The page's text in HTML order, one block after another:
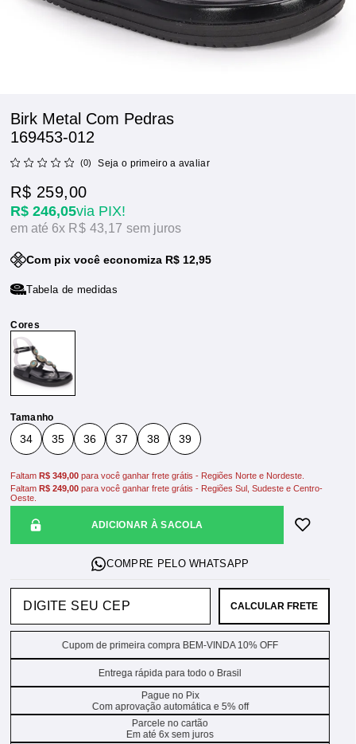
Birk Metal Com Pedras
169453-012
(0) Seja o primeiro a avaliar
R$ 246,05via PIX!
R$ 259,00
6x R$ 43,17sem juros
Com pix você economiza R$ 12,95
Tabela de medidas
Tamanho
34 35 36 37 38 39
ADICIONAR À SACOLA
FaltamR$ 349,00 para você ganhar frete grátis - Regiões Norte e Nordeste.
FaltamR$ 249,00 para você ganhar frete grátis - Regiões Sul, Sudeste e Centro-
Oeste.
CALCULAR FRETE
Cupom de primeira compra BEM-VINDA 10% OFF
Entrega rápida para todo o Brasil
Pague no Pix
Com aprovação automática e 5% off
Parcele no cartão
Em até 6x sem juros